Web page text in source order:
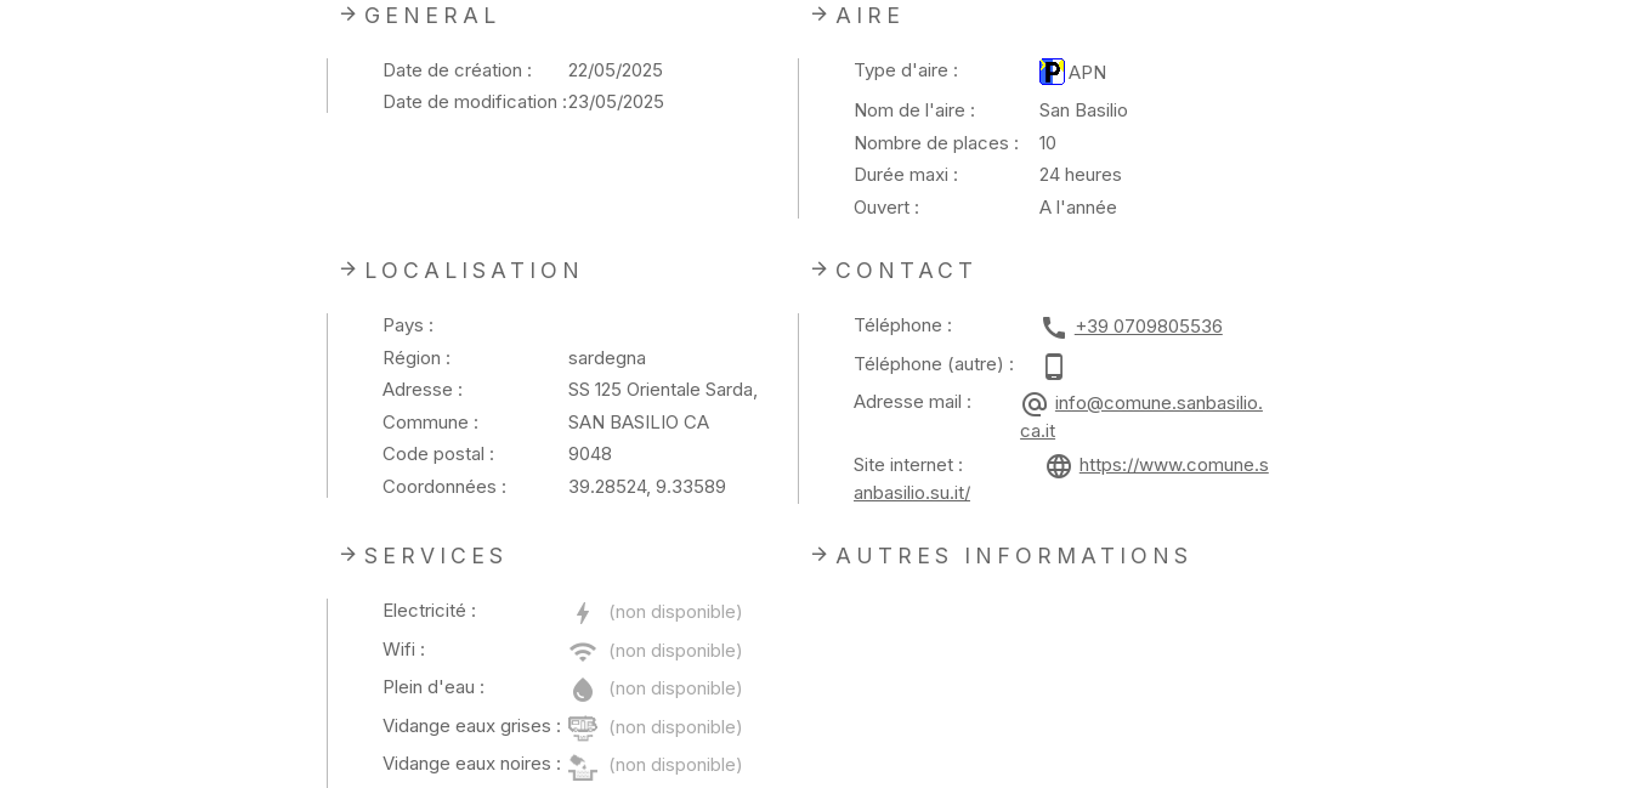
GENERAL
Date de création :
22/05/2025
Date de modification :23/05/2025
AIRE
Type d'aire :
APN
Nom de l'aire :
San Basilio
Nombre de places :
10
Durée maxi :
24 heures
Ouvert :
A l'année
LOCALISATION
Pays :
Région :
sardegna
Adresse :
SS 125 Orientale Sarda,
Commune :
SAN BASILIO CA
Code postal :
9048
Coordonnées :
39.28524, 9.33589
CONTACT
Téléphone :
+39 0709805536
Téléphone (autre) :
Adresse mail :
info@comune.sanbasilio.
ca.it
Site internet :
https://www.comune.s
anbasilio.su.it/
SERVICES
Electricité :
Wifi :
Plein d'eau :
Vidange eaux grises :
Vidange eaux noires :
AUTRES INFORMATIONS